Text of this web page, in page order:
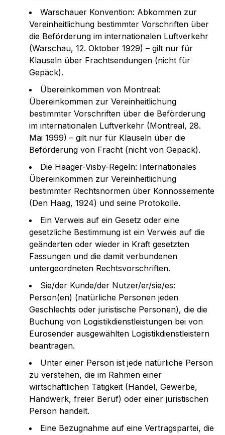
Warschauer Konvention: Abkommen zur
Vereinheitlichung bestimmter Vorschriften über
die Beförderung im internationalen Luftverkehr
(Warschau, 12. Oktober 1929) – gilt nur für
Klauseln über Frachtsendungen (nicht für
Gepäck).
Übereinkommen von Montreal:
Übereinkommen zur Vereinheitlichung
bestimmter Vorschriften über die Beförderung
im internationalen Luftverkehr (Montreal, 28.
Mai 1999) – gilt nur für Klauseln über die
Beförderung von Fracht (nicht von Gepäck).
Die Haager-Visby-Regeln: Internationales
Übereinkommen zur Vereinheitlichung
bestimmter Rechtsnormen über Konnossemente
(Den Haag, 1924) und seine Protokolle.
Ein Verweis auf ein Gesetz oder eine
gesetzliche Bestimmung ist ein Verweis auf die
geänderten oder wieder in Kraft gesetzten
Fassungen und die damit verbundenen
untergeordneten Rechtsvorschriften.
Sie/der Kunde/der Nutzer/er/sie/es:
Person(en) (natürliche Personen jeden
Geschlechts oder juristische Personen), die die
Buchung von Logistikdienstleistungen bei von
Eurosender ausgewählten Logistikdienstleistern
beantragen.
Unter einer Person ist jede natürliche Person
zu verstehen, die im Rahmen einer
wirtschaftlichen Tätigkeit (Handel, Gewerbe,
Handwerk, freier Beruf) oder einer juristischen
Person handelt.
Eine Bezugnahme auf eine Vertragspartei, die